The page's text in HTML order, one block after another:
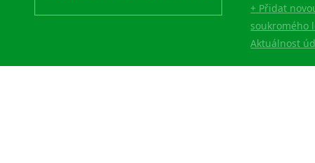
+ Přidat
soukromého
Aktuálnost